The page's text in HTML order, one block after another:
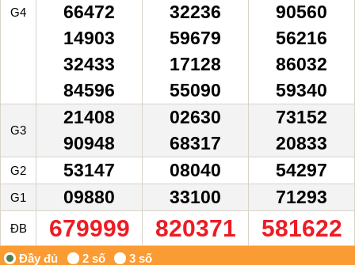
G4
66472
14903
32433
84596
32236
59679
17128
55090
90560
56216
86032
59340
G3
21408
90948
02630
68317
73152
20833
G2 53147 08040 54297
G1 09880 33100 71293
ĐB 679999 820371 581622